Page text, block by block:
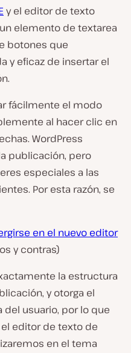
y el editor de texto
elemento de textarea
botones que
y eficaz de insertar el
fácilmente el modo
al hacer clic en
WordPress
publicación, pero
especiales a las
Por esta razón, se
en el nuevo editor
y contras)
la estructura
y otorga el
usuario, por lo que
editor de texto de
en el tema